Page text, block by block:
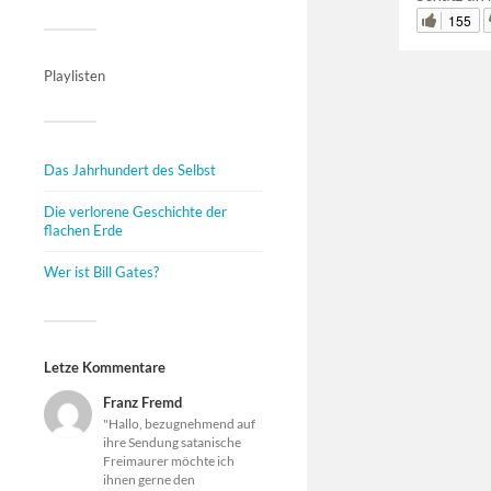
Playlisten
Das Jahrhundert des Selbst
Die verlorene Geschichte der
flachen Erde
Wer ist Bill Gates?
Letze Kommentare
Franz Fremd
"Hallo, bezugnehmend auf
ihre Sendung satanische
Freimaurer möchte ich
ihnen gerne den
155